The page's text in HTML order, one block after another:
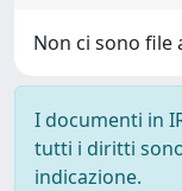
Non ci sono file
I documenti in
tutti i diritti
indicazione.